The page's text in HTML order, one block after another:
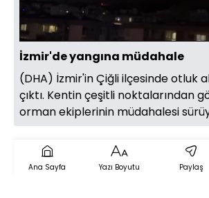
Sesi
Aç
63.04%
İzmir'de yangına müdahale
(DHA) İzmir'in Çiğli ilçesinde otluk
çıktı. Kentin çeşitli noktalarından
orman ekiplerinin müdahalesi
Ana Sayfa Yazı Boyutu Paylaş